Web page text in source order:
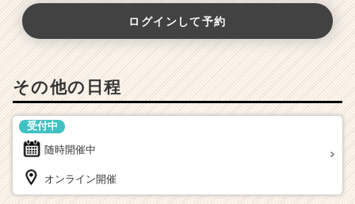
ログインして予約
その他の日程
随時開催中
受付中
オンライン開催